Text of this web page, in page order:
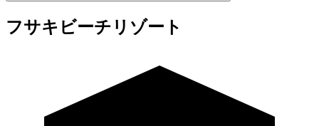
フサキビーチリゾート